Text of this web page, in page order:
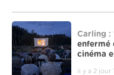
Carling :
enfermé
cinéma
il y a 2 jour